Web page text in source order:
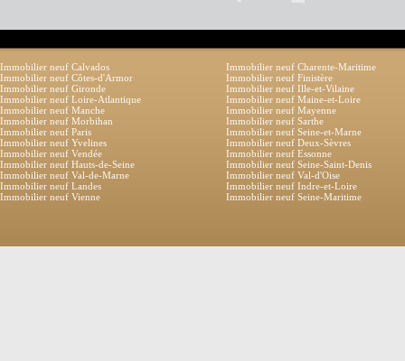
Immobilier neuf Calvados
Immobilier neuf Charente-Maritime
Immobilier neuf Côtes-d'Armor
Immobilier neuf Finistère
Immobilier neuf Gironde
Immobilier neuf Ille-et-Vilaine
Immobilier neuf Loire-Atlantique
Immobilier neuf Maine-et-Loire
Immobilier neuf Manche
Immobilier neuf Mayenne
Immobilier neuf Morbihan
Immobilier neuf Sarthe
Immobilier neuf Paris
Immobilier neuf Seine-et-Marne
Immobilier neuf Yvelines
Immobilier neuf Deux-Sèvres
Immobilier neuf Vendée
Immobilier neuf Essonne
Immobilier neuf Hauts-de-Seine
Immobilier neuf Seine-Saint-Denis
Immobilier neuf Val-de-Marne
Immobilier neuf Val-d'Oise
Immobilier neuf Landes
Immobilier neuf Indre-et-Loire
Immobilier neuf Vienne
Immobilier neuf Seine-Maritime